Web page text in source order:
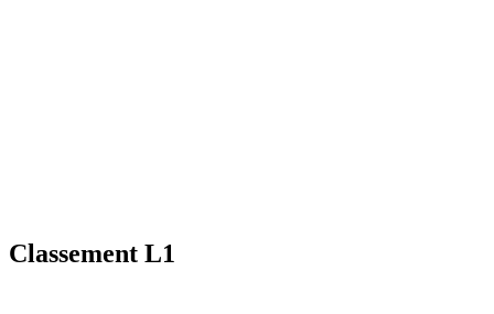
Classement L1